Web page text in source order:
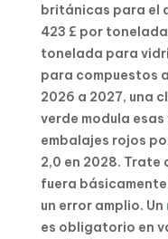
británicas para el
423 £ por
tonelada para
para compuestos
2026 a 2027, una
verde modula
embalajes rojos
2,0 en 2028. Trate
fuera
un error amplio. Un
es obligatorio en